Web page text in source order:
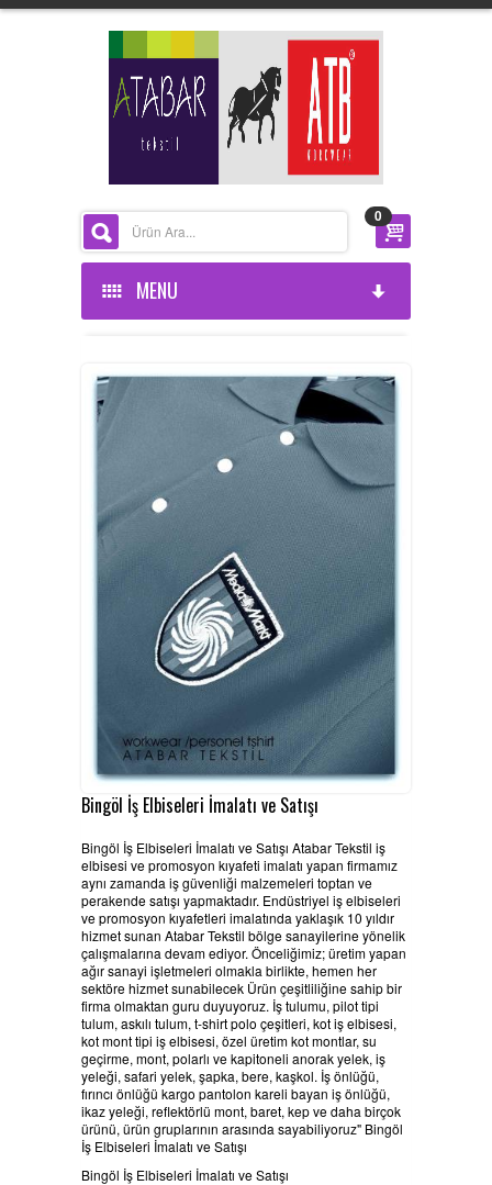
0
MENU
KURUMSAL
BELGELERIMIZ
HABERLER
REFERANSLAR
KAMPANYA
SİPARİŞ LİSTESİ
İLETİŞİM
Bingöl İş Elbiseleri İmalatı ve Satışı
Bingöl İş Elbiseleri İmalatı ve Satışı Atabar Tekstil iş
elbisesi ve promosyon kıyafeti imalatı yapan firmamız
aynı zamanda iş güvenliği malzemeleri toptan ve
perakende satışı yapmaktadır. Endüstriyel iş elbiseleri
ve promosyon kıyafetleri imalatında yaklaşık 10 yıldır
hizmet sunan Atabar Tekstil bölge sanayilerine yönelik
çalışmalarına devam ediyor. Önceliğimiz; üretim yapan
ağır sanayi işletmeleri olmakla birlikte, hemen her
sektöre hizmet sunabilecek Ürün çeşitliliğine sahip bir
firma olmaktan guru duyuyoruz. İş tulumu, pilot tipi
tulum, askılı tulum, t-shirt polo çeşitleri, kot iş elbisesi,
kot mont tipi iş elbisesi, özel üretim kot montlar, su
geçirme, mont, polarlı ve kapitoneli anorak yelek, iş
yeleği, safari yelek, şapka, bere, kaşkol. İş önlüğü,
fırıncı önlüğü kargo pantolon kareli bayan iş önlüğü,
ikaz yeleği, reflektörlü mont, baret, kep ve daha birçok
ürünü, ürün gruplarının arasında sayabiliyoruz" Bingöl
İş Elbiseleri İmalatı ve Satışı
Bingöl İş Elbiseleri İmalatı ve Satışı